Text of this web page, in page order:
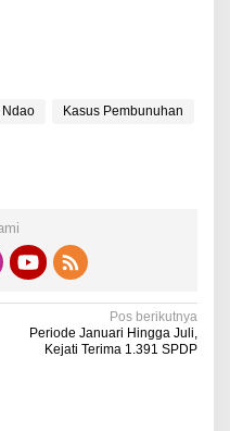
Ndao
Kasus Pembunuhan
Pos berikutnya
Periode Januari Hingga Juli,
Kejati Terima 1.391 SPDP